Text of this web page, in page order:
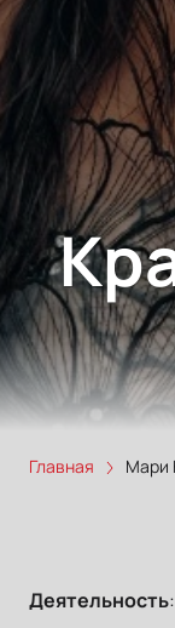
Главная Мари
Деятельность: